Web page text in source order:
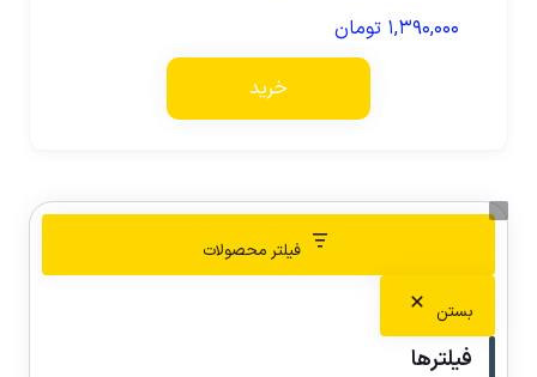
۱,۳۹۰,۰۰۰ تومان
خرید
فیلتر محصولات
بستن
فیلترها